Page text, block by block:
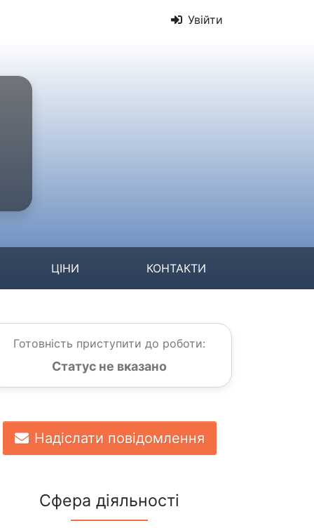
Увійти
ЦІНИ КОНТАКТИ
Готовність приступити до роботи:
Статус не вказано
Надіслати повідомлення
Сфера діяльності